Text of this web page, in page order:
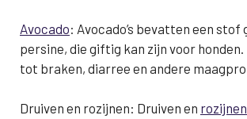
Avocado: Avocado’s bevatten een stof
persine, die giftig kan zijn voor
tot braken, diarree en andere
Druiven en rozijnen: Druiven en rozijnen